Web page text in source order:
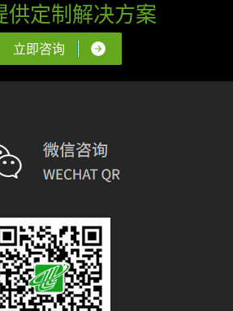
供定制解决方案
立即咨询